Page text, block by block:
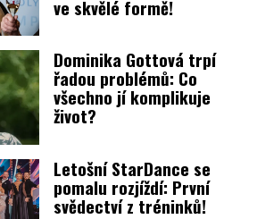
ve skvělé formě!
Dominika Gottová trpí
řadou problémů: Co
všechno jí komplikuje
život?
Letošní StarDance se
pomalu rozjíždí: První
svědectví z tréninků!